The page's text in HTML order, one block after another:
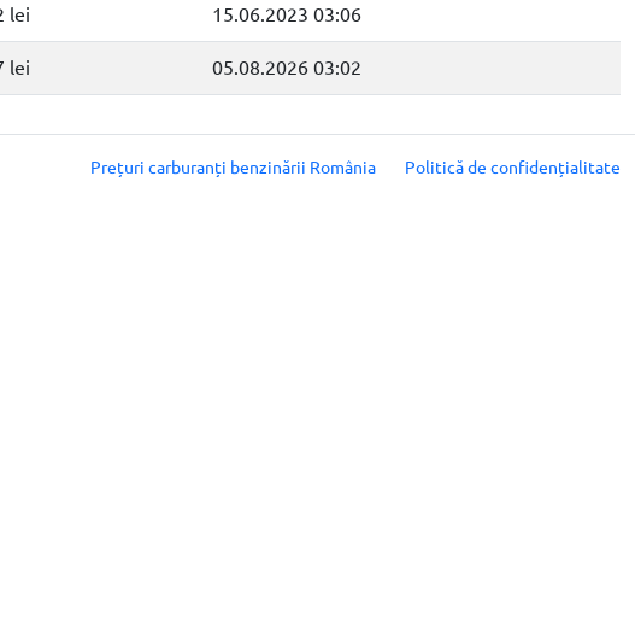
lei 15.06.2023 03:06
lei 05.08.2026 03:02
Prețuri carburanți benzinării România Politică de confidențialitate